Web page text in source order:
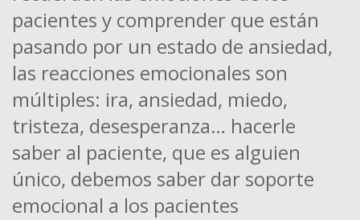
pacientes y comprender que están
pasando por un estado de ansiedad,
las reacciones emocionales son
múltiples: ira, ansiedad, miedo,
tristeza, desesperanza… hacerle
saber al paciente, que es alguien
único, debemos saber dar soporte
emocional a los pacientes